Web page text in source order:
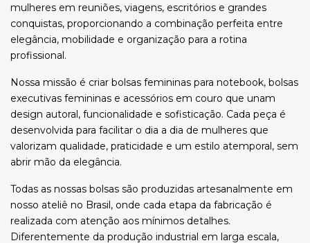
mulheres em reuniões, viagens, escritórios e grandes
conquistas, proporcionando a combinação perfeita entre
elegância, mobilidade e organização para a rotina
profissional.
Nossa missão é criar bolsas femininas para notebook, bolsas
executivas femininas e acessórios em couro que unam
design autoral, funcionalidade e sofisticação. Cada peça é
desenvolvida para facilitar o dia a dia de mulheres que
valorizam qualidade, praticidade e um estilo atemporal, sem
abrir mão da elegância.
Todas as nossas bolsas são produzidas artesanalmente em
nosso ateliê no Brasil, onde cada etapa da fabricação é
realizada com atenção aos mínimos detalhes.
Diferentemente da produção industrial em larga escala,